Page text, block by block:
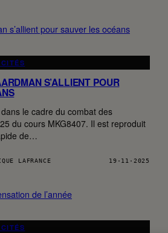
S’ALLIENT POUR
le cadre du combat des
du cours MKG8407. Il est reproduit
de…
LAFRANCE 19·11·2025